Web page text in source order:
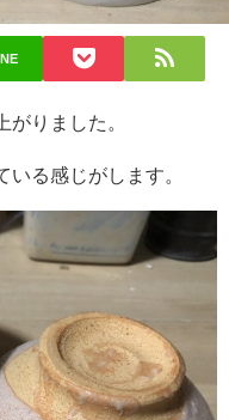
りました。
る感じがします。